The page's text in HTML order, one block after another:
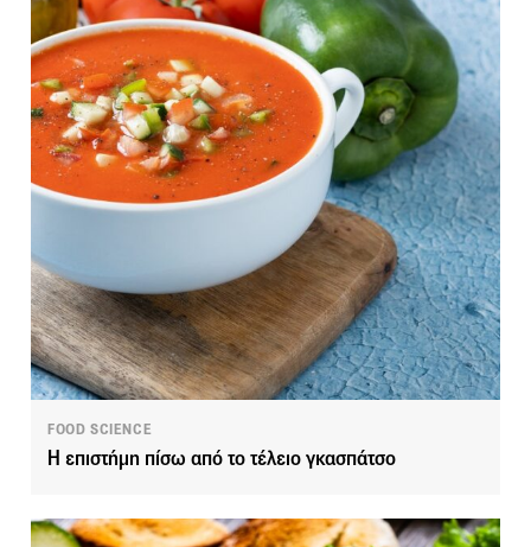
FOOD SCIENCE
Η επιστήμη πίσω από το τέλειο γκασπάτσο